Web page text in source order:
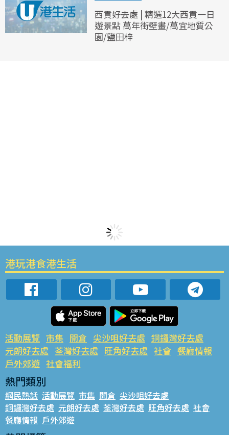
西貢好去處 | 精選12大西貢一日
遊景點 萬年街壁畫/萬宜地質公
園/鹽田梓
港玩港食港生活
活動展覽 市集 開倉 尖沙咀好去處 銅鑼灣好去處
元朗好去處 荃灣好去處 旺角好去處 社會 餐廳情報
戶外郊遊 社會福利
熱門類別
網民熱話 活動展覽 市集 開倉 尖沙咀好去處
銅鑼灣好去處 元朗好去處 荃灣好去處 旺角好去處 社會
餐廳情報 戶外郊遊